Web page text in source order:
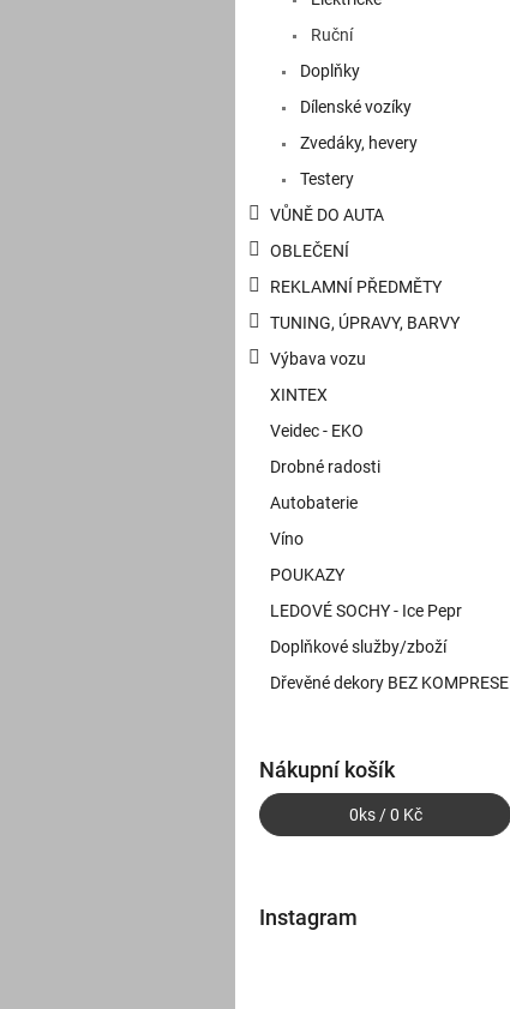
Ruční
Doplňky
Dílenské vozíky
Zvedáky, hevery
Testery
VŮNĚ DO AUTA
OBLEČENÍ
REKLAMNÍ PŘEDMĚTY
TUNING, ÚPRAVY, BARVY
Výbava vozu
XINTEX
Veidec - EKO
Drobné radosti
Autobaterie
Víno
POUKAZY
LEDOVÉ SOCHY - Ice Pepr
Doplňkové služby/zboží
Dřevěné dekory BEZ KOMPRESE
Nákupní košík
0ks /0 Kč
Instagram